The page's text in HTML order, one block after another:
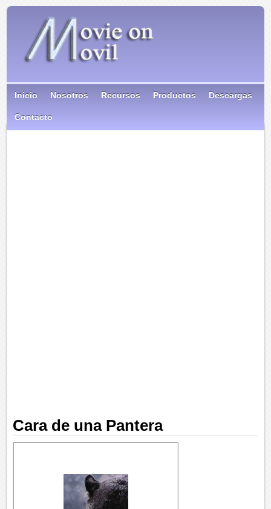
Inicio Nosotros Recursos Productos Descargas
Contacto
Cara de una Pantera